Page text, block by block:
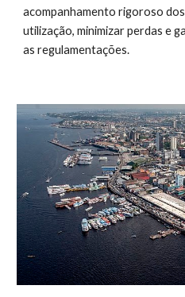
acompanhamento rigoroso
utilização, minimizar perdas e
as regulamentações.